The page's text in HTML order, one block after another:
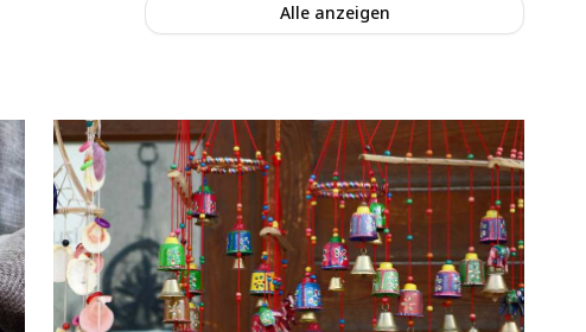
Alle anzeigen